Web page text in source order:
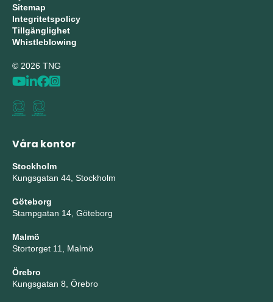
Sitemap
Integritetspolicy
Tillgänglighet
Whistleblowing
© 2026 TNG
Våra kontor
Stockholm
Kungsgatan 44, Stockholm
Göteborg
Stampgatan 14, Göteborg
Malmö
Stortorget 11, Malmö
Örebro
Kungsgatan 8, Örebro